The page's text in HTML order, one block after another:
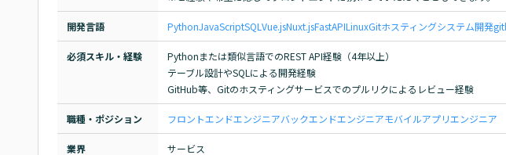
開発言語 PythonJavaScriptSQL Vue.jsNuxt.jsFastAPILinuxGitホスティングシステム開発
必須スキル・経験
Pythonまたは類似言語でのREST API経験（4年以上）
テーブル設計やSQLによる開発経験
GitHub等、Gitのホスティングサービスでのプルリクによるレビュー経験
職種・ポジション フロントエンドエンジニアバックエンドエンジニアモバイルアプリエンジニア
業界 サービス